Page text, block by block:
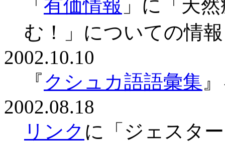
「 有価情報 」に「天
む！」についての情
2002.10.10
『クシュカ語語彙集
2002.08.18
リンク に「ジェスタ